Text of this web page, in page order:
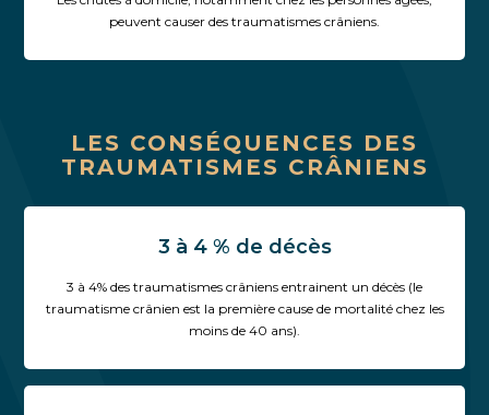
peuvent causer des traumatismes crâniens.
LES CONSÉQUENCES DES
TRAUMATISMES CRÂNIENS
3 à 4 % de décès
3 à 4% des traumatismes crâniens entrainent un décès (le
traumatisme crânien est la première cause de mortalité chez les
moins de 40 ans).